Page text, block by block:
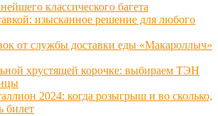
классического багета
изысканное решение для любого
от службы доставки еды «Макароллыч»
хрустящей корочке: выбираем ТЭН
2024: когда розыгрыш и во сколько,
билет